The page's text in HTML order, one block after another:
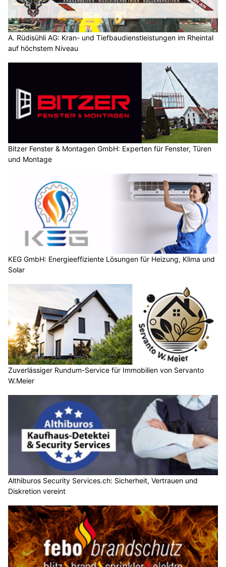
A. Rüdisühli AG: Kran- und Tiefbaudienstleistungen im Rheintal
auf höchstem Niveau
Bitzer Fenster & Montagen GmbH: Experten für Fenster, Türen
und Montage
KEG GmbH: Energieeffiziente Lösungen für Heizung, Klima und
Solar
Zuverlässiger Rundum-Service für Immobilien von Servanto
W.Meier
Althiburos Security Services.ch: Sicherheit, Vertrauen und
Diskretion vereint